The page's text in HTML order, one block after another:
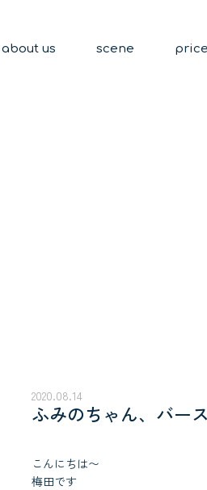
about us scene
2020.08.14
ふみのちゃん、バー
こんにちは〜
梅田です